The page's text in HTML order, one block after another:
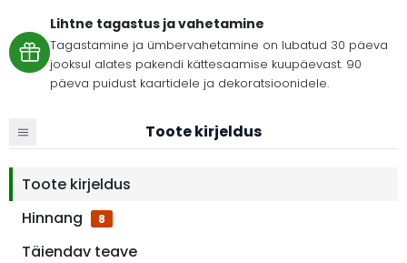
Lihtne tagastus ja vahetamine
Tagastamine ja ümbervahetamine on lubatud 30 päeva
jooksul alates pakendi kättesaamise kuupäevast. 90
päeva puidust kaartidele ja dekoratsioonidele.
Toote kirjeldus
Toote kirjeldus
Hinnang
8
Täiendav teave